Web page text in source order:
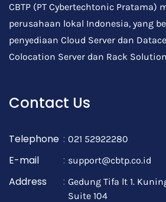
CBTP (PT Cybertechtonic Pratama)
perusahaan lokal Indonesia, yang
penyediaan Cloud Server dan
Colocation Server dan Rack
Contact Us
Telephone : 021 52922280
E-mail : support@cbtp.co.id
Address : Gedung Tifa lt 1.
Suite 104